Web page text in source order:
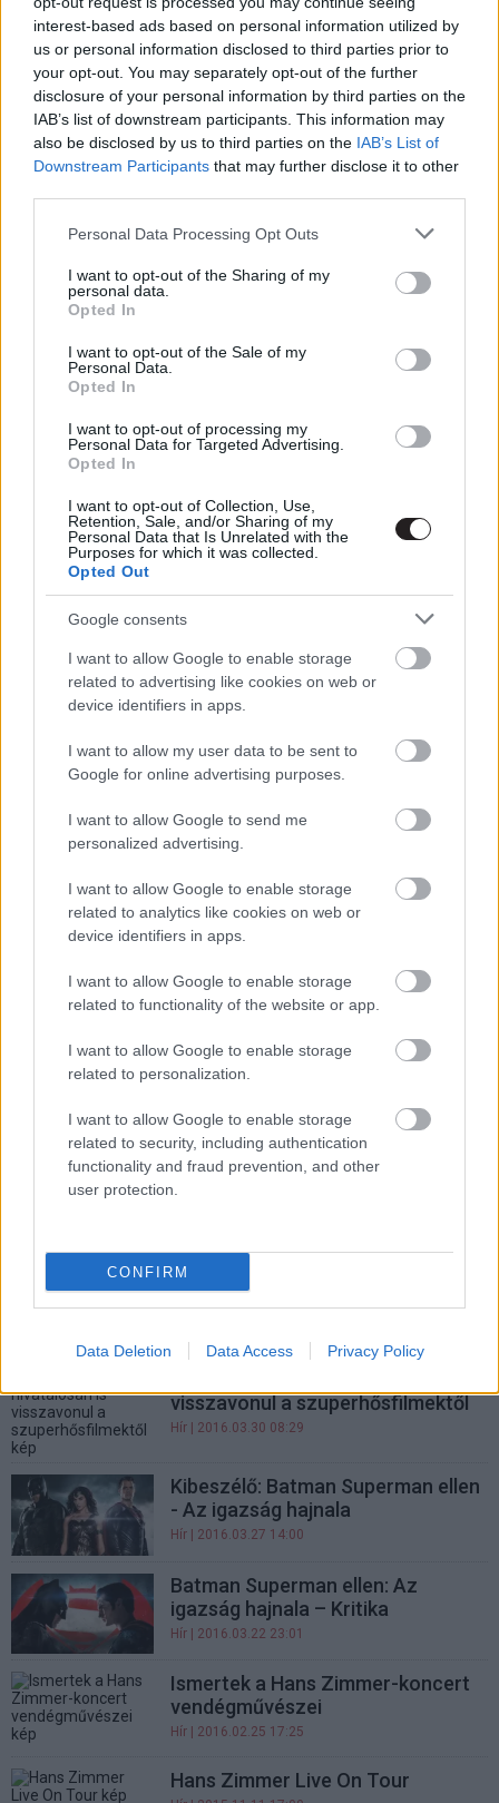
interest-based ads based on personal information utilized by
us or personal information disclosed to third parties prior to
your opt-out. You may separately opt-out of the further
disclosure of your personal information by third parties on the
IAB’s list of downstream participants. This information may
also be disclosed by us to third parties on the IAB’s List of
Downstream Participants that may further disclose it to other
Please note that this website/app uses one or more Google
not limited to your visit or usage behaviour. You may click to
grant or deny consent to Google and its third-party tags to
use your data for below specified purposes in below Google
consent section.
Personal Data Processing Opt Outs
I want to opt-out of the Sharing of my
personal data.
Opted In
I want to opt-out of the Sale of my
Personal Data.
Opted In
I want to opt-out of processing my
Personal Data for Targeted Advertising.
Opted In
I want to opt-out of Collection, Use,
Retention, Sale, and/or Sharing of my
Personal Data that Is Unrelated with the
Purposes for which it was collected.
Opted Out
Google consents
I want to allow Google to enable storage
related to advertising like cookies on web or
device identifiers in apps.
I want to allow my user data to be sent to
Google for online advertising purposes.
I want to allow Google to send me
personalized advertising.
I want to allow Google to enable storage
related to analytics like cookies on web or
device identifiers in apps.
I want to allow Google to enable storage
related to functionality of the website or app.
I want to allow Google to enable storage
related to personalization.
I want to allow Google to enable storage
related to security, including authentication
functionality and fraud prevention, and other
user protection.
CONFIRM
Data Deletion Data Access Privacy Policy
Így hangzik a Batman témájú Hans
Zimmer koncert
Hír | 2017.04.26 09:00
Nyerj jegyet Hans Zimmer
koncertjére! (LEZÁRVA)
Wonder Woman - hiányozni fog a
motívuma
Top 10 – Hans Zimmer legjobb
zenéi
Hans Zimmer Ben Affleck miatt
Hír | 2017.03.17 21:00
Batman ellenszere - Filmzene
Tanulj Hans Zimmertől filmzenét
szerezni!
| 2016.11.21 10:00
Hans Zimmer szerezte a BBC
sorozatának zenéjét
5 cameo a Batman Superman
amikről nem (feltétlenül) tudtál
Hír| 2016.06.12 20:00
A Batman Superman ellen
bővítettje nem változtat a
minőségen
Az önálló Batman-film rendkívül
eredeti lesz
| 2016.06.03 12:35
Előzetesen a bővített Batman
Szuperhős Oscar ellen: A
bareszság hajnala - Filmzene
visszavonul a szuperhősfilmektől
Hír | 2016.03.30 08:29
Kibeszélő: Batman Superman ellen
- Az igazság hajnala
Hír | 2016.03.27 14:00
Batman Superman ellen: Az
igazság hajnala – Kritika
Hír | 2016.03.22 23:01
Ismertek a Hans Zimmer-koncert
vendégművészei
Hír | 2016.02.25 17:25
Hans Zimmer Live On Tour